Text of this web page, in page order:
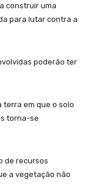
construir uma
para lutar contra a
poderão ter
terra em que o solo
torna-se
de recursos
a vegetação não